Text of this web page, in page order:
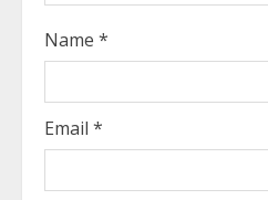
Name *
Email *